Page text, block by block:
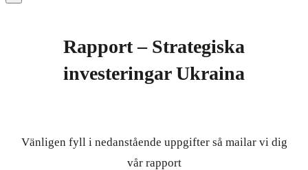
Rapport – Strategiska
investeringar Ukraina
Vänligen fyll i nedanstående uppgifter så mailar vi dig
vår rapport